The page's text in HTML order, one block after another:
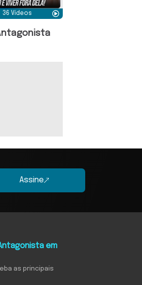
36 Vídeos
Assine
em
as principais